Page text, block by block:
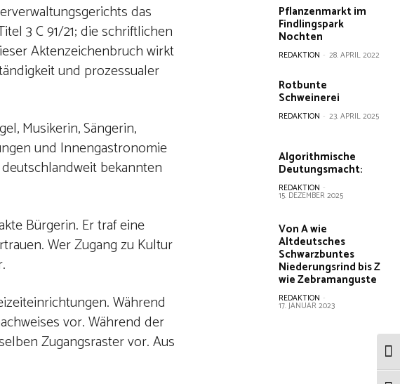
das
3 C 91/21; die schriftlichen
Aktenzeichenbruch wirkt
und prozessualer
Musikerin, Sängerin,
und Innengastronomie
bekannten
Bürgerin. Er traf eine
Wer Zugang zu Kultur
Während
vor. Während der
Zugangsraster vor. Aus
Pflanzenmarkt im
Findlingspark
Nochten
REDAKTION - 28. APRIL 2022
Rotbunte
Schweinerei
REDAKTION - 23. APRIL 2025
Algorithmische
Deutungsmacht:
REDAKTION -
15. DEZEMBER 2025
Von A wie
Altdeutsches
Schwarzbuntes
Niederungsrind bis Z
wie Zebramanguste
REDAKTION -
17. JANUAR 2023